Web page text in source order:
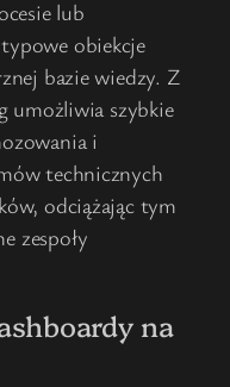
lub
obiekcje
bazie wiedzy. Z
umożliwia szybkie
i
technicznych
odciążając tym
zespoły
na